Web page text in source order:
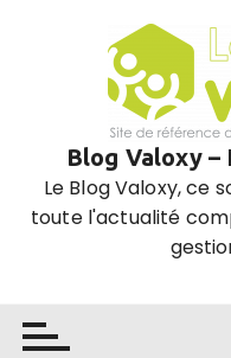
Blog Valoxy
Le Blog Valoxy, ce
toute l'actualité